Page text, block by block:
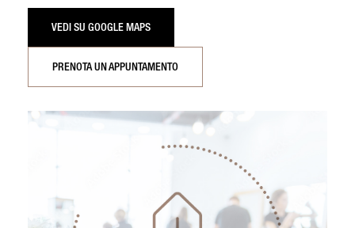
VEDI SU GOOGLE MAPS
PRENOTA UN APPUNTAMENTO